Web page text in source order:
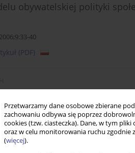
Przetwarzamy dane osobowe zbierane
zachowaniu odbywa się poprzez
cookies (tzw. ciasteczka). Dane, w tym
oraz w celu monitorowania ruchu zgodnie z
(więcej).
obywatelskiej polityki
40
(PDF)
w Polsce w
86
(PDF)